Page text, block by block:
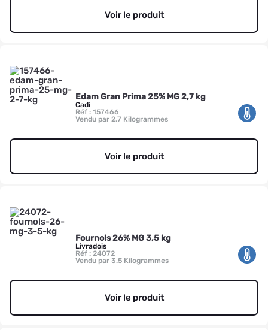
Voir le produit
Edam Gran Prima 25% MG 2,7 kg
Cadi
Réf : 157466
Vendu par 2.7 Kilogrammes
Voir le produit
Fournols 26% MG 3,5 kg
Livradois
Réf : 24072
Vendu par 3.5 Kilogrammes
Voir le produit